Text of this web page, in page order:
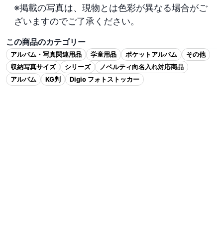
※掲載の写真は、現物とは色彩が異なる場合がご
ざいますのでご了承ください。
この商品のカテゴリー
アルバム・写真関連用品 学童用品 ポケットアルバム
その他
収納写真サイズ
シリーズ
ノベルティ向名入れ対応商品
アルバム
KG判 Digio フォトストッカー